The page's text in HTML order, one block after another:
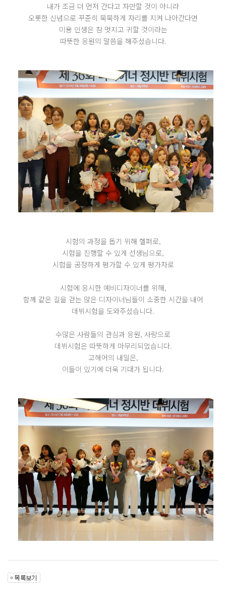
내가 조금 더 먼저 간다고 자만할 것이 아니라
오롯한 신념으로 꾸준히 묵묵하게 자리를 지켜 나아간다면
미용 인생은 참 멋지고 귀할 것이라는
따뜻한 응원의 말씀을 해주셨습니다.
시험의 과정을 돕기 위해 헬퍼로,
시험을 진행할 수 있게 선생님으로,
시험을 공정하게 평가할 수 있게 평가자로
시험에 응시한 예비디자이너를 위해,
함께 같은 길을 걷는 많은 디자이너님들이 소중한 시간을 내어
데뷔시험을 도와주셨습니다.
수많은 사람들의 관심과 응원, 사랑으로
데뷔시험은 따뜻하게 마무리되었습니다.
고헤어의 내일은,
이들이 있기에 더욱 기대가 됩니다.